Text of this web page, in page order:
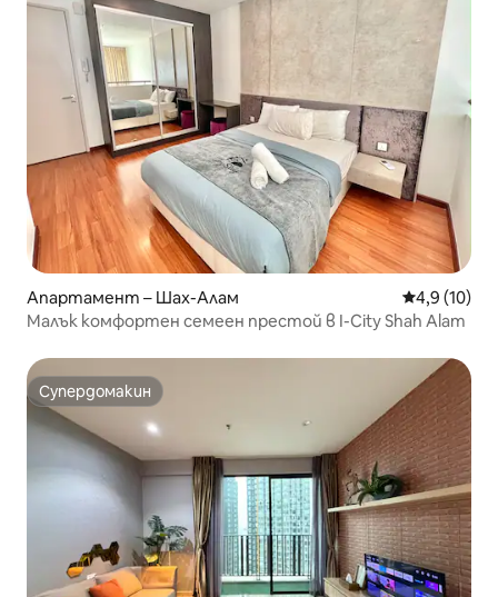
Апартамент – Шах-Алам Средна
4,9 (10)
Малък комфортен семеен престой в I-City Shah Alam
Супердомакин
Супердомакин